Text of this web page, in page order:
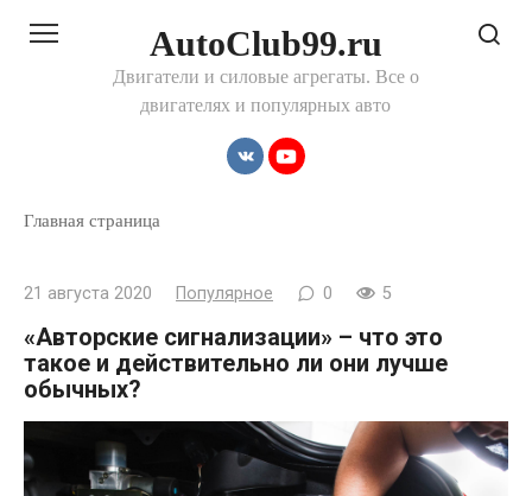
AutoClub99.ru
Двигатели и силовые агрегаты. Все о
двигателях и популярных авто
Главная страница
21 августа 2020 Популярное 0 5
«Авторские сигнализации» – что это
такое и действительно ли они лучше
обычных?